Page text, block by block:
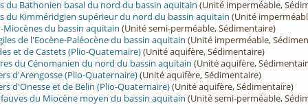
du Bathonien basal du nord du bassin aquitain (Unité imperméable,
du Kimméridgien supérieur du nord du bassin aquitain (Unité
Miocènes du bassin aquitain (Unité semi-perméable, Sédimentaire)
de l'Eocène-Paléocène du bassin aquitain (Unité imperméable,
et de Castets (Plio-Quaternaire)(Unité aquifère, Sédimentaire)
du Cénomanien du nord du bassin aquitain (Unité aquifère,
d'Arengosse (Plio-Quaternaire)(Unité aquifère, Sédimentaire)
d'Onesse et de Belin (Plio-Quaternaire)(Unité aquifère, Sédimentaire)
du Miocène moyen du bassin aquitain (Unité semi-perméable,